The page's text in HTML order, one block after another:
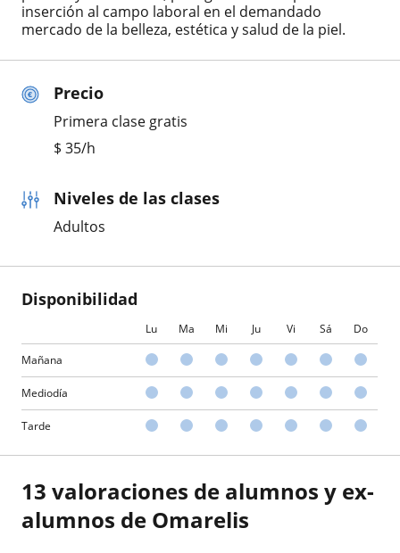
Precio
Primera clase gratis
$ 35/h
Niveles de las clases
Adultos
Disponibilidad
Lu Ma Mi Ju Vi Sá Do
Mañana
Mediodía
Tarde
inserción al campo laboral en el demandado
mercado de la belleza, estética y salud de la piel.
13 valoraciones de alumnos y ex-
alumnos de Omarelis